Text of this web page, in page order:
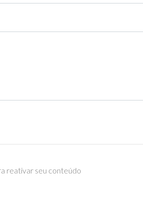
reativar seu conteúdo